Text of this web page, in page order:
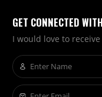
GET CONNECTED
I would love to